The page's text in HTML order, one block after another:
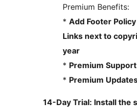
Premium Benefits:
* Add Footer Policy
Links next to
year
* Premium Support
* Premium
14-Day Trial: Install the